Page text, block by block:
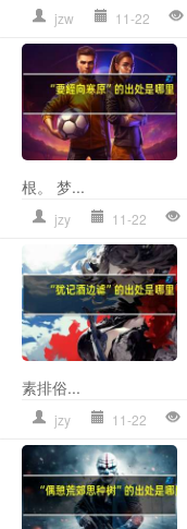
jzw 11-22
根。 梦...
jzy 11-22
素排俗...
jzy 11-22